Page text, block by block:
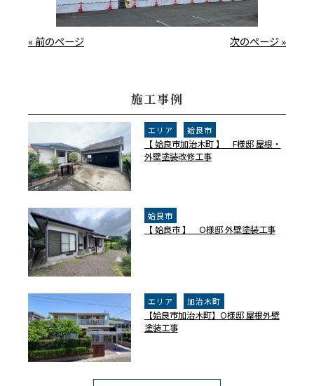
« 前のページ 次のページ »
施工事例
エリア 姶良市
【 姶良市加治木町 】 F様邸 屋根・
外壁塗装改修工事
姶良市
【 姶良市 】 O様邸 外壁塗装工事
エリア 加治木町
【姶良市加治木町】O様邸 屋根外壁
塗装工事